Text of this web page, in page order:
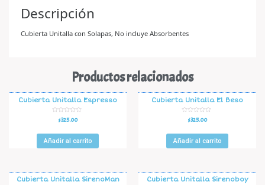
Descripción
Cubierta Unitalla con Solapas, No incluye Absorbentes
Productos relacionados
Cubierta Unitalla Espresso
o
r
a
d
0
d
e
$325.00
Añadir al carrito
Cubierta Unitalla El Beso
o
r
a
d
0
d
e
$325.00
Añadir al carrito
Cubierta Unitalla SirenoMan Cubierta Unitalla Sirenoboy